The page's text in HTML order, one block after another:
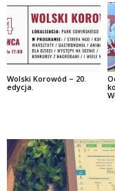
Wolski Korowód – 20.
edycja.